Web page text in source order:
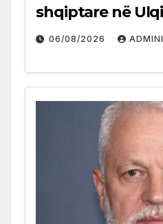
shqiptare në
06/08/2026 ADMINI